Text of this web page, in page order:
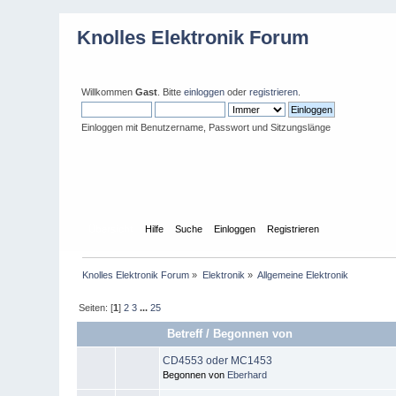
Knolles Elektronik Forum
WillkommenGast . Bitteeinloggen oderregistrieren
Einloggen mit Benutzername, Passwort und Sitzungslänge
Hilfe Suche Einloggen Registrieren
Knolles Elektronik Forum » Elektronik » Allgemeine Elektronik
Seiten: [1]2 3 ...25
Betreff/ Begonnen von
CD4553 oder MC1453
Begonnen von Eberhard